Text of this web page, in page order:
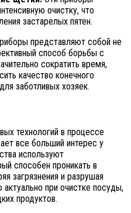
очистку, что
застарелых пятен.
представляют собой не
способ борьбы с
сократить время,
качество конечного
заботливых хозяек.
технологий в процессе
все больший интерес у
используют
способен проникать в
загрязнения и разрушая
при очистке посуды,
продуктов.